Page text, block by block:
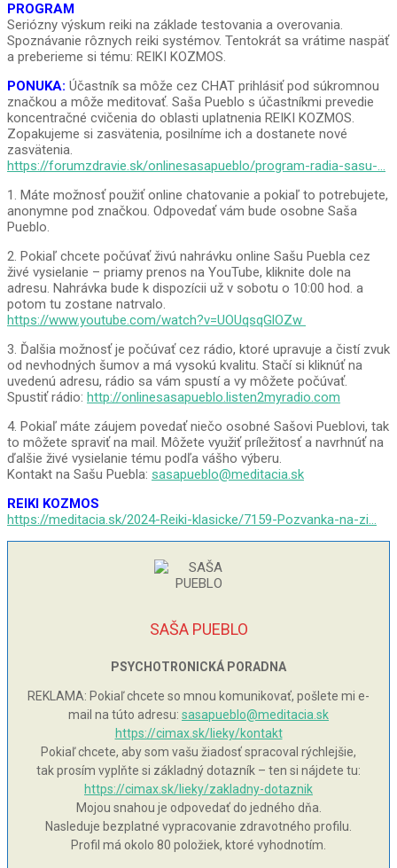
PROGRAM
Seriózny výskum reiki na základe testovania a overovania.
Spoznávanie rôznych reiki systémov. Tentokrát sa vrátime naspäť
a preberieme si tému: REIKI KOZMOS.
PONUKA: Účastník sa môže cez CHAT prihlásiť pod súkromnou
značkou a môže meditovať. Saša Pueblo s účastníkmi prevedie
koncentračné cvičenia do oblasti uplatnenia REIKI KOZMOS.
Zopakujeme si zasvätenia, posilníme ich a dostanete nové
zasvätenia.
https://forumzdravie.sk/onlinesasapueblo/program-radia-sasu-…
1. Máte možnosť použiť online chatovanie a pokiaľ to potrebujete,
anonymne pod značkou. Odpovedať vám bude osobne Saša
Pueblo.
2. Pokiaľ chcete počúvať živú nahrávku online Sašu Puebla cez
živé vysielanie – priamy prenos na YouTube, kliknite dole na
adresu. Nahrávka bude k dispozícii už v sobotu o 10:00 hod. a
potom tu zostane natrvalo.
https://www.youtube.com/watch?v=UOUqsqGlOZw
3. Ďalšia možnosť je počúvať cez rádio, ktoré upravuje a čistí zvuk
od nevhodných šumov a má vysokú kvalitu. Stačí si kliknúť na
uvedenú adresu, rádio sa vám spustí a vy môžete počúvať.
Spustiť rádio: http://onlinesasapueblo.listen2myradio.com
4. Pokiaľ máte záujem povedať niečo osobné Sašovi Pueblovi, tak
to môžete spraviť na mail. Môžete využiť príležitosť a navrhnúť na
ďalšie živé vysielanie tému podľa vášho výberu.
Kontakt na Sašu Puebla: sasapueblo@meditacia.sk
REIKI KOZMOS
https://meditacia.sk/2024-Reiki-klasicke/7159-Pozvanka-na-zi…
SAŠA PUEBLO
PSYCHOTRONICKÁ PORADNA
REKLAMA: Pokiaľ chcete so mnou komunikovať, pošlete mi e-
mail na túto adresu: sasapueblo@meditacia.sk
https://cimax.sk/lieky/kontakt
Pokiaľ chcete, aby som vašu žiadosť spracoval rýchlejšie,
tak prosím vyplňte si základný dotazník – ten si nájdete tu:
https://cimax.sk/lieky/zakladny-dotaznik
Mojou snahou je odpovedať do jedného dňa.
Nasleduje bezplatné vypracovanie zdravotného profilu.
Profil má okolo 80 položiek, ktoré vyhodnotím.